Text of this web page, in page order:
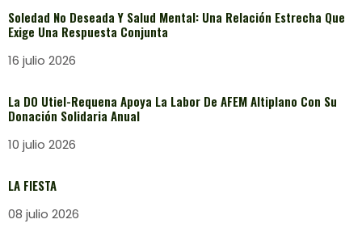
Soledad No Deseada Y Salud Mental: Una Relación Estrecha Que
Exige Una Respuesta Conjunta
16 julio 2026
La DO Utiel-Requena Apoya La Labor De AFEM Altiplano Con Su
Donación Solidaria Anual
10 julio 2026
LA FIESTA
08 julio 2026